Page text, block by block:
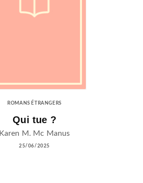
ROMANS ÉTRANGERS
Qui tue ?
Karen M. Mc Manus
25/06/2025